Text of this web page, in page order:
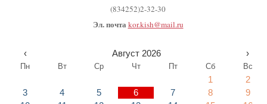
(834252)2-32-30
Эл. почта kor.kish@mail.ru
‹ Август 2026 ›
Пн Вт Ср Чт Пт Сб Вс
1
2
3
4 5 6 7 8
9